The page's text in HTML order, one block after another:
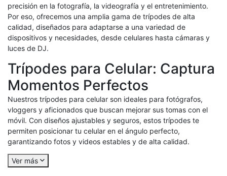
precisión en la fotografía, la videografía y el entretenimiento.
Por eso, ofrecemos una amplia gama de trípodes de alta
calidad, diseñados para adaptarse a una variedad de
dispositivos y necesidades, desde celulares hasta cámaras y
luces de DJ.
Trípodes para Celular: Captura
Momentos Perfectos
Nuestros trípodes para celular son ideales para fotógrafos,
vloggers y aficionados que buscan mejorar sus tomas con el
móvil. Con diseños ajustables y seguros, estos trípodes te
permiten posicionar tu celular en el ángulo perfecto,
garantizando fotos y videos estables y de alta calidad.
Ver más